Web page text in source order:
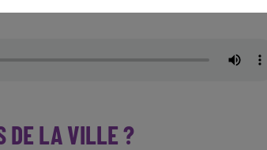
DE LA VILLE ?